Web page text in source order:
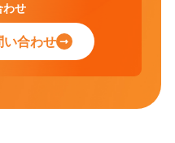
わせ
い合わせ